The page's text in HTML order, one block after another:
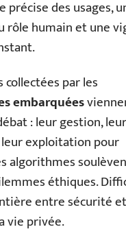
précise des usages,
rôle humain et une
collectées par les
embarquées
: leur gestion, leur
exploitation pour
algorithmes
éthiques.
entre sécurité et
vie privée.